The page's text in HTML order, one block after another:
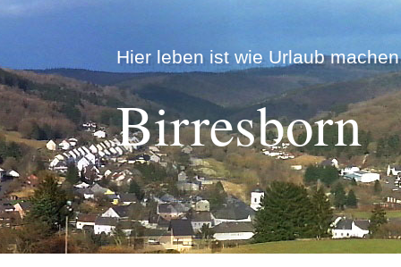
Hier leben ist wie Urlaub
Birresborn